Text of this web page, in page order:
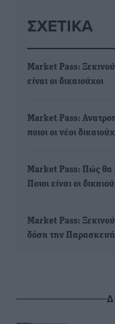
ΣΧΕΤΙΚΆ
Market Pass:
είναι οι δικαιούχοι
Market Pass:
ποιοι οι νέοι
Market Pass: Πώς θα
Ποιοι είναι οι
Market Pass:
δόση την Παρασκευή